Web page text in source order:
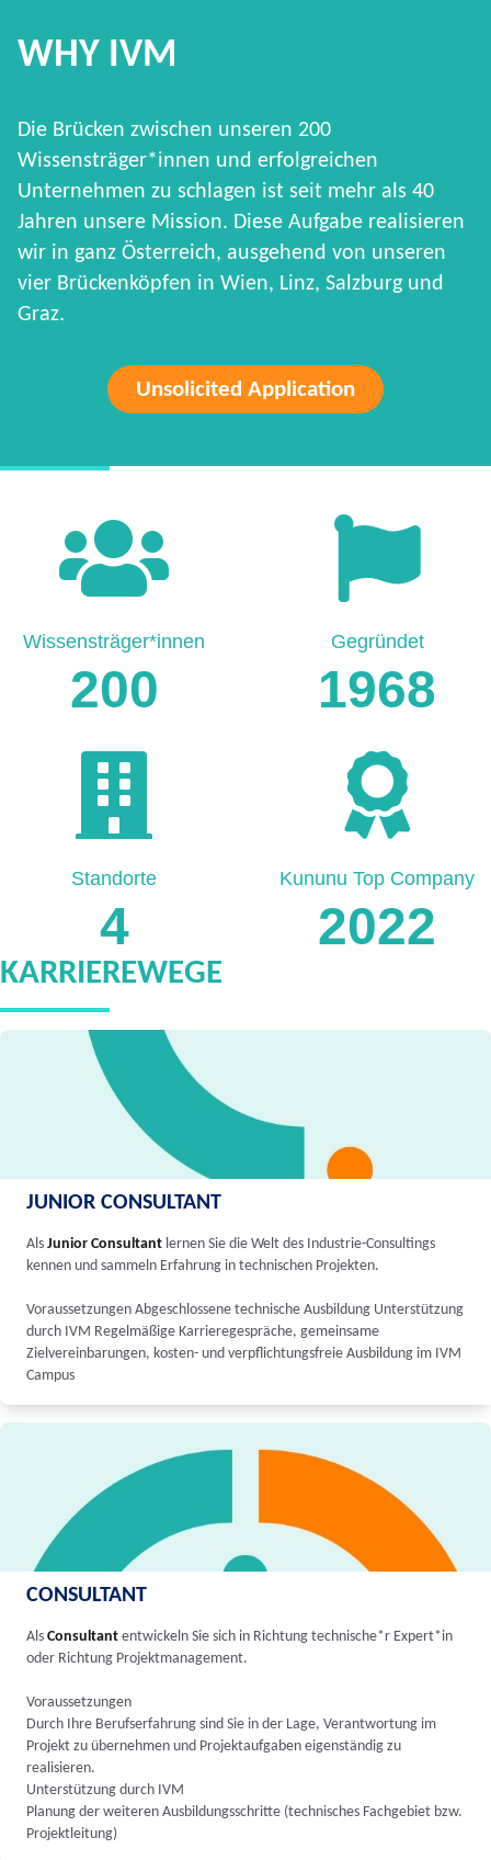
WHY IVM
Die Brücken zwischen unseren 200
Wissensträger*innen und erfolgreichen
Unternehmen zu schlagen ist seit mehr als 40
Jahren unsere Mission. Diese Aufgabe realisieren
wir in ganz Österreich, ausgehend von unseren
vier Brückenköpfen in Wien, Linz, Salzburg und
Graz.
Unsolicited Application
200
Wissensträger*innen
1968
Gegründet
4
Standorte
2022
Kununu Top Company
KARRIEREWEGE
JUNIOR CONSULTANT
Als Junior Consultant lernen Sie die Welt des Industrie-Consultings
kennen und sammeln Erfahrung in technischen Projekten.
Voraussetzungen Abgeschlossene technische Ausbildung Unterstützung
durch IVM Regelmäßige Karrieregespräche, gemeinsame
Zielvereinbarungen, kosten- und verpflichtungsfreie Ausbildung im IVM
Campus
CONSULTANT
Als Consultant entwickeln Sie sich in Richtung technische*r Expert*in
oder Richtung Projektmanagement.
Voraussetzungen
Durch Ihre Berufserfahrung sind Sie in der Lage, Verantwortung im
Projekt zu übernehmen und Projektaufgaben eigenständig zu
realisieren.
Unterstützung durch IVM
Planung der weiteren Ausbildungsschritte (technisches Fachgebiet bzw.
Projektleitung)